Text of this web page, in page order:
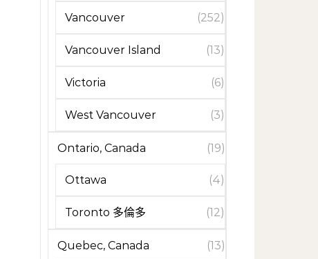
Vancouver (252)
Vancouver Island (13)
Victoria (6)
West Vancouver (3)
Ontario, Canada (19)
Ottawa (4)
Toronto 多倫多 (12)
Quebec, Canada (13)